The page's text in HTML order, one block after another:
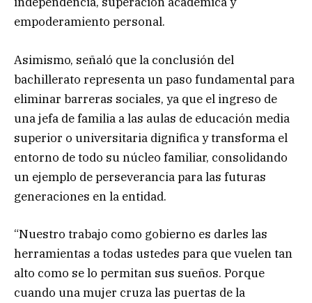
empoderamiento personal.
Asimismo, señaló que la conclusión del
bachillerato representa un paso fundamental para
eliminar barreras sociales, ya que el ingreso de
una jefa de familia a las aulas de educación media
superior o universitaria dignifica y transforma el
entorno de todo su núcleo familiar, consolidando
un ejemplo de perseverancia para las futuras
generaciones en la entidad.
“Nuestro trabajo como gobierno es darles las
herramientas a todas ustedes para que vuelen tan
alto como se lo permitan sus sueños. Porque
cuando una mujer cruza las puertas de la